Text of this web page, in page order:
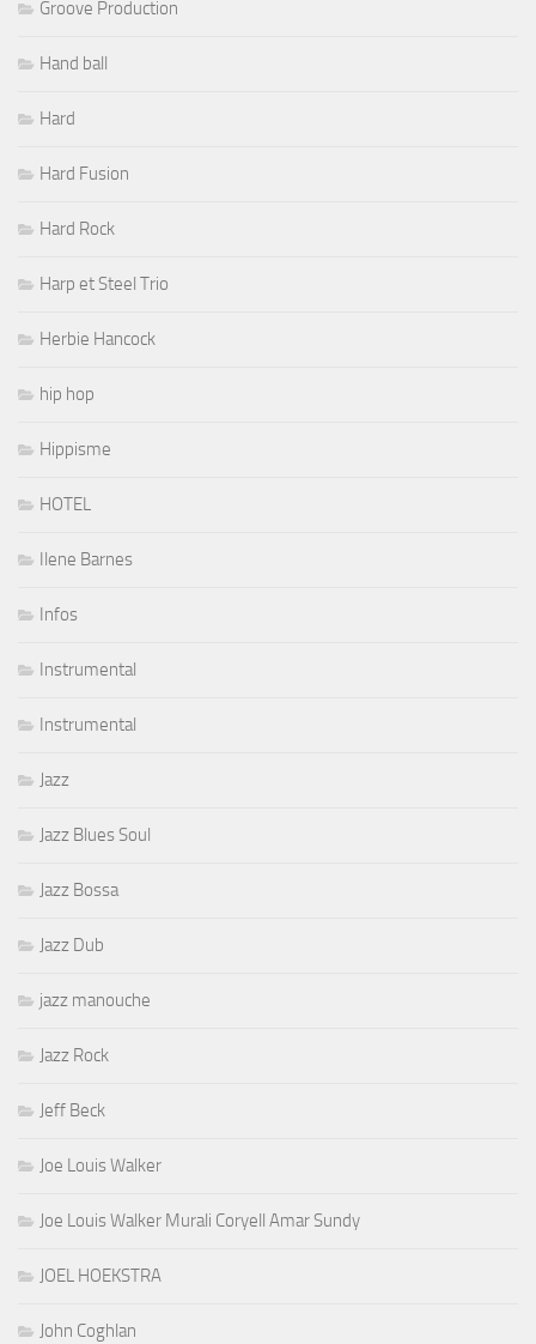
Groove Production
Hand ball
Hard
Hard Fusion
Hard Rock
Harp et Steel Trio
Herbie Hancock
hip hop
Hippisme
HOTEL
Ilene Barnes
Infos
Instrumental
Instrumental
Jazz
Jazz Blues Soul
Jazz Bossa
Jazz Dub
jazz manouche
Jazz Rock
Jeff Beck
Joe Louis Walker
Joe Louis Walker Murali Coryell Amar Sundy
JOEL HOEKSTRA
John Coghlan